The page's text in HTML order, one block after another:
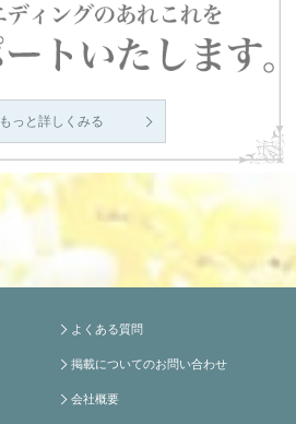
もっと詳しくみる
よくある質問
掲載についてのお問い合わせ
会社概要